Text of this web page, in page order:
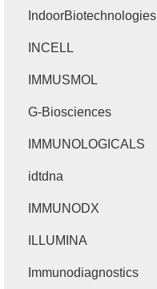
IndoorBiotechnologies
INCELL
IMMUSMOL
G-Biosciences
IMMUNOLOGICALS
idtdna
IMMUNODX
ILLUMINA
Immunodiagnostics